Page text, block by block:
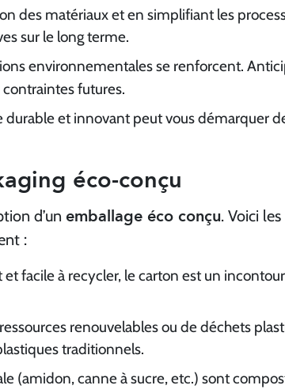
des matériaux et en simplifiant les
sur le long terme.
environnementales se renforcent.
futures.
durable et innovant peut vous démarquer
éco-conçu
d’un emballage éco conçu. Voici
:
et facile à recycler, le carton est un
renouvelables ou de déchets
traditionnels.
(amidon, canne à sucre, etc.) sont